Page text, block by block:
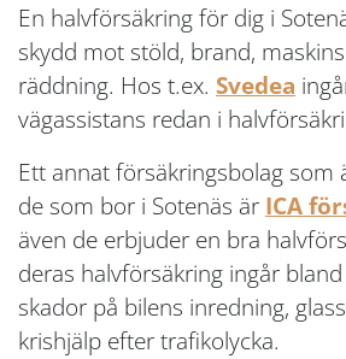
En halvförsäkring för dig i
skydd mot stöld, brand,
räddning. Hos t.ex. Svedea
vägassistans redan i
Ett annat försäkringsbolag som
de som bor i Sotenäs är ICA
även de erbjuder en bra
deras halvförsäkring ingår
skador på bilens inredning,
krishjälp efter trafikolycka.